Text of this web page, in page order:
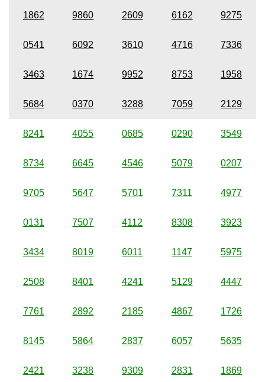
1862 9860 2609 6162 9275
0541 6092 3610 4716 7336
3463 1674 9952 8753 1958
5684 0370 3288 7059 2129
8241 4055 0685 0290 3549
8734 6645 4546 5079 0207
9705 5647 5701 7311 4977
0131 7507 4112 8308 3923
3434 8019 6011 1147 5975
2508 8401 4241 5129 4447
7761 2892 2185 4867 1726
8145 5864 2837 6057 5635
2421 3238 9309 2831 1869